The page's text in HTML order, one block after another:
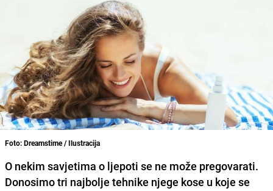
Foto: Dreamstime / Ilustracija
O nekim savjetima o ljepoti se ne može pregovarati.
Donosimo tri najbolje tehnike njege kose u koje se